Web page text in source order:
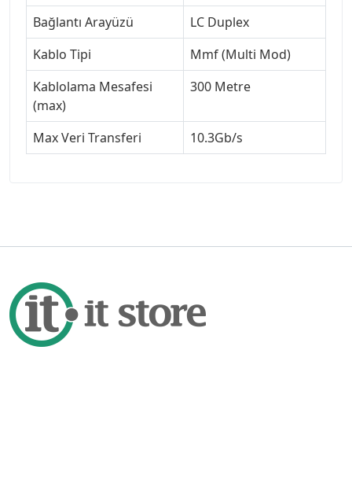
Bağlantı Arayüzü
LC Duplex
Kablo Tipi
Mmf (Multi Mod)
Kablolama Mesafesi
(max)
300 Metre
Max Veri Transferi 10.3Gb/s